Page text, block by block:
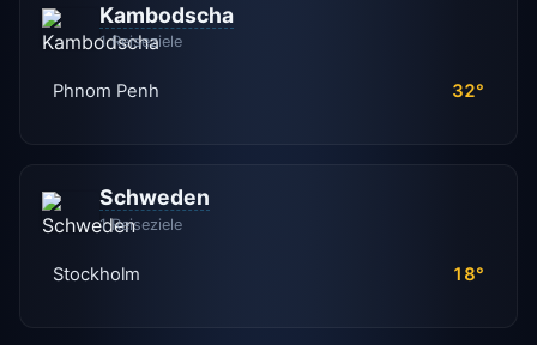
Kambodscha
1 Reiseziele
Phnom Penh 32°
Schweden
1 Reiseziele
Stockholm 18°